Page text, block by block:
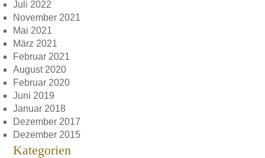
Juli 2022
November 2021
Mai 2021
März 2021
Februar 2021
August 2020
Februar 2020
Juni 2019
Januar 2018
Dezember 2017
Dezember 2015
Kategorien